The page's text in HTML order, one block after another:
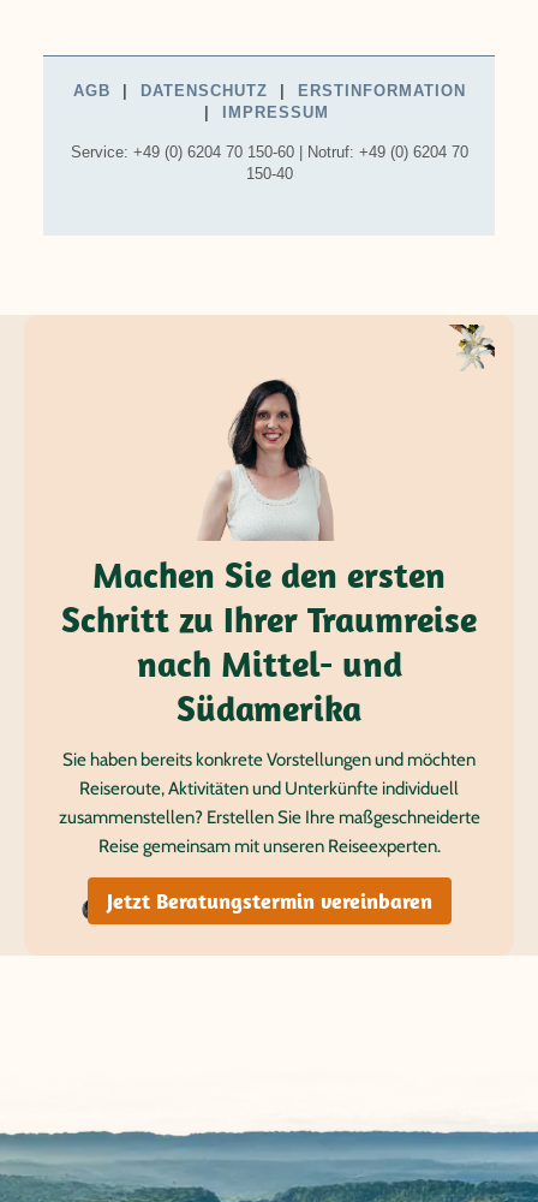
Machen Sie den ersten
Schritt zu Ihrer Traumreise
nach Mittel- und
Südamerika
Sie haben bereits konkrete Vorstellungen und möchten
Reiseroute, Aktivitäten und Unterkünfte individuell
zusammenstellen? Erstellen Sie Ihre maßgeschneiderte
Reise gemeinsam mit unseren Reiseexperten.
Jetzt Beratungstermin vereinbaren